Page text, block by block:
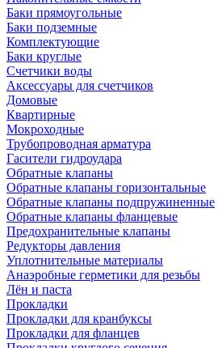
Баки прямоугольные
Баки подземные
Комплектующие
Баки круглые
Счетчики воды
Аксессуары для счетчиков
Домовые
Квартирные
Мокроходные
Трубопроводная арматура
Гасители гидроудара
Обратные клапаны
Обратные клапаны горизонтальные
Обратные клапаны подпружиненные
Обратные клапаны фланцевые
Предохранительные клапаны
Редукторы давления
Уплотнительные материалы
Анаэробные герметики для резьбы
Лён и паста
Прокладки
Прокладки для кранбуксы
Прокладки для фланцев